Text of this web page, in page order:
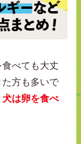
べても大丈
方も多いで
犬は卵を食べ